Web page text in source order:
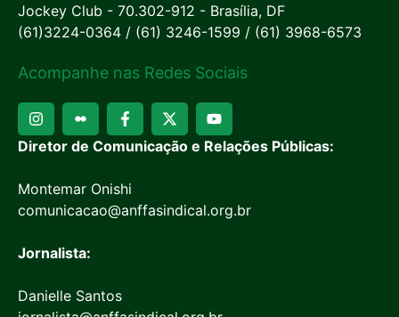
Jockey Club - 70.302-912 - Brasília, DF
(61)3224-0364 / (61) 3246-1599 / (61) 3968-6573
Acompanhe nas Redes Sociais
Diretor de Comunicação e Relações Públicas:
Montemar Onishi
comunicacao@anffasindical.org.br
Jornalista:
Danielle Santos